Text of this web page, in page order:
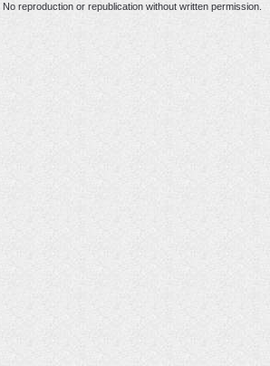
reproduction or republication without written permission.